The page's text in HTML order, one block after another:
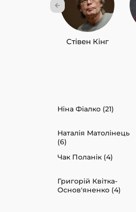
Стівен Кінг
Ніна Фіалко (21)
Наталія Матолінець
(6)
Чак Поланік (4)
Григорій Квітка-
Основ'яненко (4)